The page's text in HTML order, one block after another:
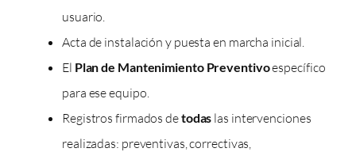
usuario.
Acta de instalación y puesta en marcha inicial.
El Plan de Mantenimiento Preventivoespecífico
para ese equipo.
Registros firmados detodas las intervenciones
realizadas: preventivas, correctivas,